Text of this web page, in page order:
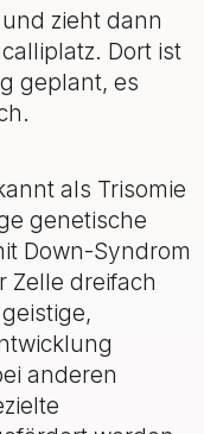
zieht dann
Dort ist
geplant, es
als Trisomie
genetische
Down-Syndrom
Zelle dreifach
anderen